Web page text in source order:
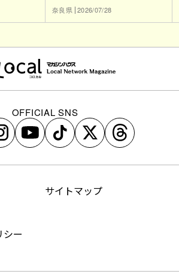
奈良県 2026/07/28
OFFICIAL SNS
シー
サイトマップ